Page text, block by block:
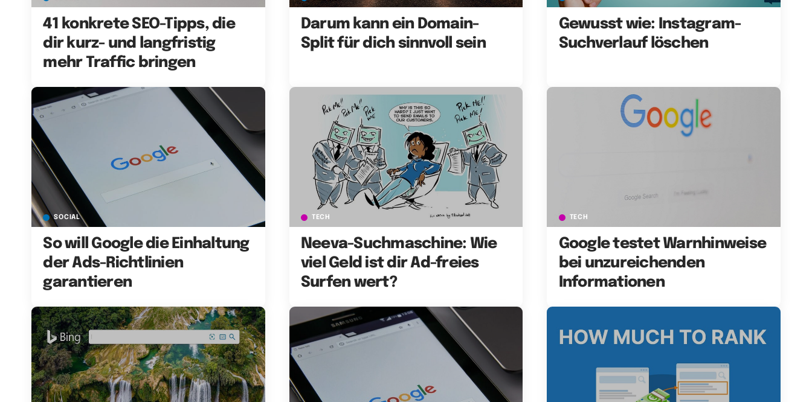
41 konkrete SEO-Tipps, die
dir kurz- und langfristig
mehr Traffic bringen
Darum kann ein Domain-
Split für dich sinnvoll sein
Gewusst wie: Instagram-
Suchverlauf löschen
SOCIAL
So will Google die Einhaltung
der Ads-Richtlinien
garantieren
TECH
Neeva-Suchmaschine: Wie
viel Geld ist dir Ad-freies
Surfen wert?
TECH
Google testet Warnhinweise
bei unzureichenden
Informationen